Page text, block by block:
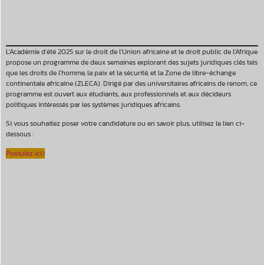
L'Académie d'été 2025 sur le droit de l'Union africaine et le droit public de l'Afrique
propose un programme de deux semaines explorant des sujets juridiques clés tels
que les droits de l'homme, la paix et la sécurité, et la Zone de libre-échange
continentale africaine (ZLECA). Dirigé par des universitaires africains de renom, ce
programme est ouvert aux étudiants, aux professionnels et aux décideurs
politiques intéressés par les systèmes juridiques africains.
Si vous souhaitez poser votre candidature ou en savoir plus, utilisez le lien ci-
dessous :
Postulez ici !